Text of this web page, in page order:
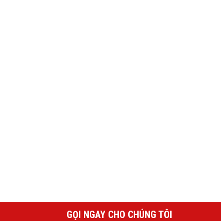
GỌI NGAY CHO CHÚNG TÔI